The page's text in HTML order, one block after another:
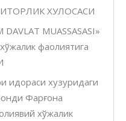
ХУЛОСАСИ
DAVLAT MUASSASASI»
фаолиятига
идораси хузуридаги
Фарғона
хўжалик